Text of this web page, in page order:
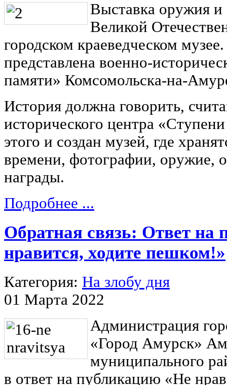
Выставка оружия
Великой
городском краеведческом
представлена военно-
памяти» Комсомольска-на-
История должна говорить,
исторического центра
этого и создан музей, где
времени, фотографии, оружие,
награды.
Подробнее ...
Обратная связь: Ответ на
нравится, ходите пешком!»
Категория: На злобу дня
01 Марта 2022
Администрация
«Город Амурск»
муниципального
в ответ на публикацию «Не